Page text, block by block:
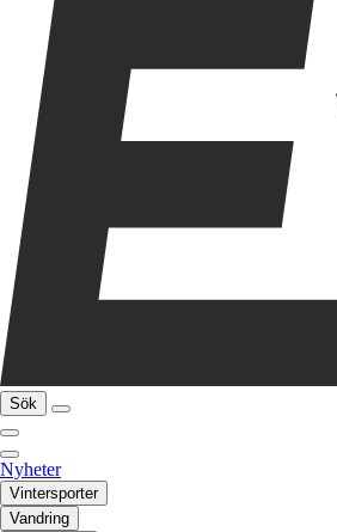
Sök
Nyheter
Vintersporter
Vandring